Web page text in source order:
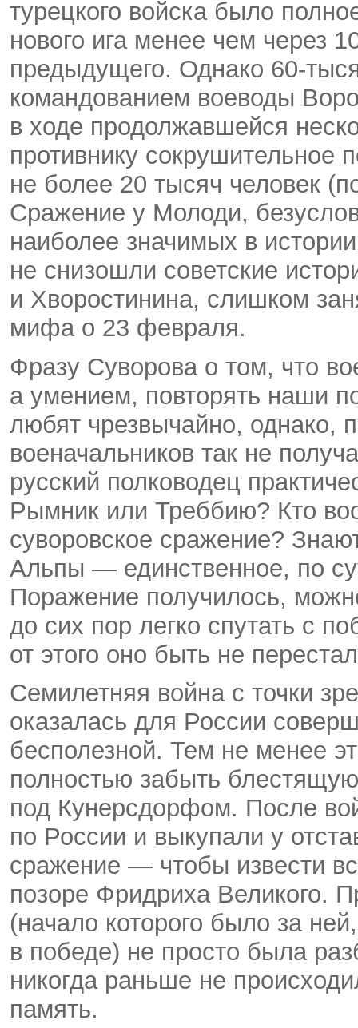
турецкого войска было
нового ига менее чем через
предыдущего. Однако 60-
командованием воеводы
в ходе продолжавшейся
противнику сокрушительное
не более 20 тысяч человек
Сражение у Молоди,
наиболее значимых в
не снизошли советские
и Хворостинина, слишком
мифа о 23 февраля.
Фразу Суворова о том, что
а умением, повторять наши
любят чрезвычайно, однако,
военачальников так не
русский полководец
Рымник или Треббию? Кто
суворовское сражение?
Альпы — единственное, по
Поражение получилось,
до сих пор легко спутать с
от этого оно быть не
Семилетняя война с точки
оказалась для России
бесполезной. Тем не менее
полностью забыть
под Кунерсдорфом. После
по России и выкупали у
сражение — чтобы извести
позоре Фридриха Великого.
(начало которого было за
в победе) не просто была
никогда раньше не
память.